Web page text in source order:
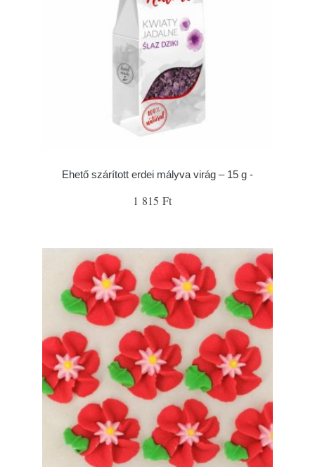
Ehető szárított erdei mályva virág – 15 g -
1 815 Ft